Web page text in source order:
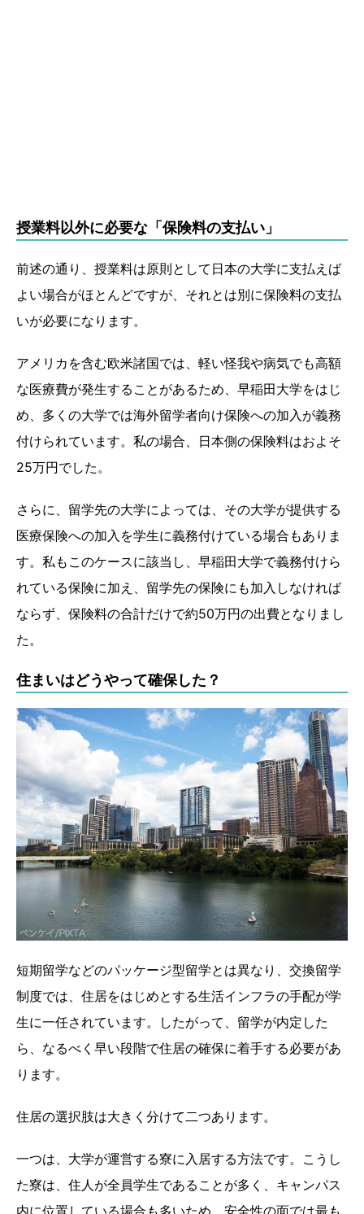
授業料以外に必要な「保険料の支払い」
前述の通り、授業料は原則として日本の大学に支払えば
よい場合がほとんどですが、それとは別に保険料の支払
いが必要になります。
アメリカを含む欧米諸国では、軽い怪我や病気でも高額
な医療費が発生することがあるため、早稲田大学をはじ
め、多くの大学では海外留学者向け保険への加入が義務
付けられています。私の場合、日本側の保険料はおよそ
25万円でした。
さらに、留学先の大学によっては、その大学が提供する
医療保険への加入を学生に義務付けている場合もありま
す。私もこのケースに該当し、早稲田大学で義務付けら
れている保険に加え、留学先の保険にも加入しなければ
ならず、保険料の合計だけで約50万円の出費となりまし
た。
住まいはどうやって確保した？
短期留学などのパッケージ型留学とは異なり、交換留学
制度では、住居をはじめとする生活インフラの手配が学
生に一任されています。したがって、留学が内定した
ら、なるべく早い段階で住居の確保に着手する必要があ
ります。
住居の選択肢は大きく分けて二つあります。
一つは、大学が運営する寮に入居する方法です。こうし
た寮は、住人が全員学生であることが多く、キャンパス
内に位置している場合も多いため、安全性の面では最も